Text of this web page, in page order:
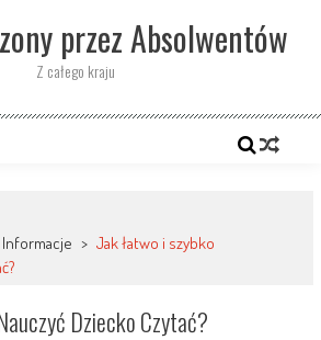
przez Absolwentów
Z całego kraju
Informacje > Jak łatwo i szybko
Dziecko Czytać?